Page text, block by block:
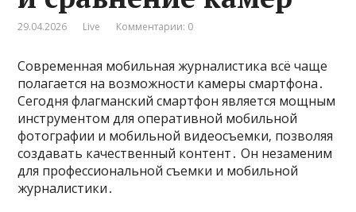
29.04.2026 Live Комментарии: 0
Современная мобильная журналистика всё чаще
полагается на возможности камеры смартфона․
Сегодня флагманский смартфон является мощным
инструментом для оперативной мобильной
фотографии и мобильной видеосъемки‚ позволяя
создавать качественный контент․ Он незаменим
для профессиональной съемки и мобильной
журналистики․